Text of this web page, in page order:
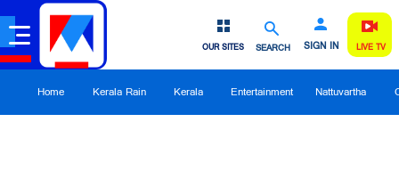
SEARCH SIGN IN
OUR SITES LIVE TV
Home Kerala Rain Kerala Entertainment Nattuvartha